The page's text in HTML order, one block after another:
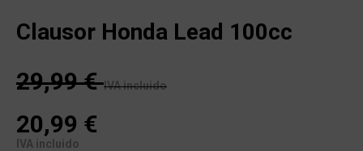
Clausor Honda Lead 100cc
29,99€ IVA incluido
20,99 €
IVA incluido